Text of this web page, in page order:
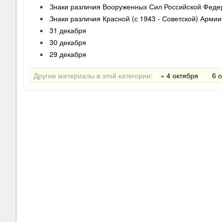
Знаки различия Вооруженных Сил Российской
Знаки различия Красной (с 1943 - Советской) Армии
31 декабря
30 декабря
29 декабря
Другие материалы в этой категории: « 4 октября 6